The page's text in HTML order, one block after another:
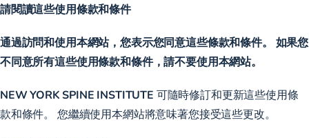
請閱讀這些使用條款和條件
通過訪問和使用本網站，您表示您同意這些條款和條件。 如果您
不同意所有這些使用條款和條件，請不要使用本網站。
NEW YORK SPINE INSTITUTE 可隨時修訂和更新這些使用條
款和條件。 您繼續使用本網站將意味著您接受這些更改。